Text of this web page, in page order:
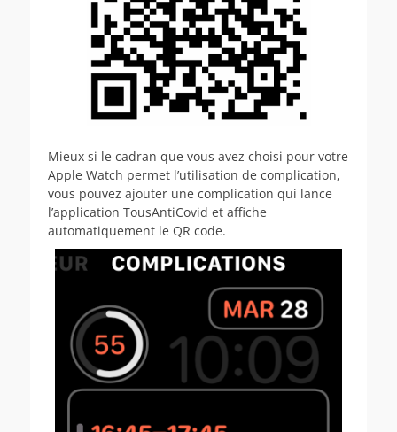
Mieux si le cadran que vous avez choisi pour votre
Apple Watch permet l’utilisation de complication,
vous pouvez ajouter une complication qui lance
l’application TousAntiCovid et affiche
automatiquement le QR code.